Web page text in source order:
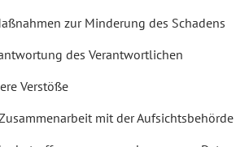
zur Minderung des Schadens
des Verantwortlichen
Verstöße
mit der Aufsichtsbehörde